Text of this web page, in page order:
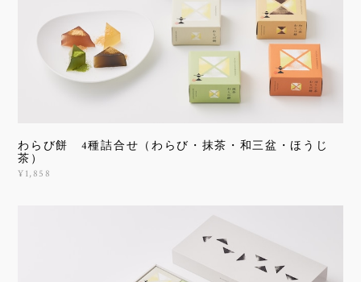
わらび餅 4種詰合せ（わらび・抹茶・和三盆・ほうじ
茶）
¥1,858